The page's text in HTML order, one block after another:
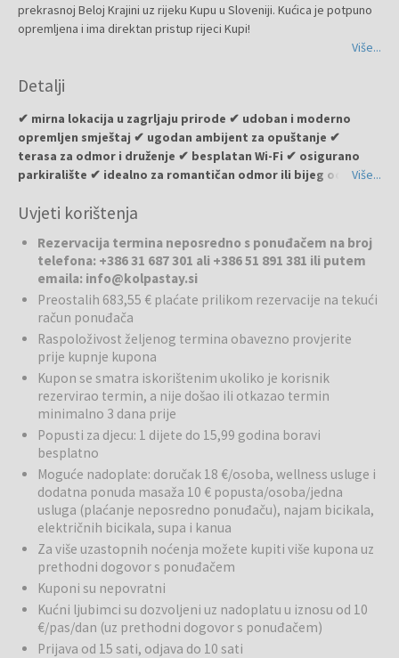
prekrasnoj Beloj Krajini uz rijeku Kupu u Sloveniji. Kućica je potpuno
opremljena i ima direktan pristup rijeci Kupi!
osoba. Kuća je klimatizirana i opremljena s dvije spavaće sobe
cm i krevetom na kat 80 x 200 cm), kupaonicom s tušem i wc, sa
sofom (mogućnost spavanja jedne osobe), središnjom prostorijom
sa stolom, potpuno opremljenom kuhinjom s hladnjakom i
zamrzivačem, perilicom posuđa, mikrovalnom pećnicom i smart TV.
Možete uživati ​​i na velikoj natkrivenoj terasi, sa stolom i stolicama,
roštiljem i prostorom za druženje te masažnom kadom za 5 osoba
(uz nadoplatu). Sve kuće imaju pogled na rijeku Kupu.
Više...
Detalji
✔ mirna lokacija u zagrljaju prirode ✔ udoban i moderno
opremljen smještaj ✔ ugodan ambijent za opuštanje ✔
terasa za odmor i druženje ✔ besplatan Wi-Fi ✔ osigurano
parkiralište ✔ idealno za romantičan odmor ili bijeg od
boravak u mirnom okruženju, okružen prirodom. Namijenjen je
gostima koji žele opuštanje, privatnost i udobnost, a ujedno
predstavlja i izvrsno polazište za istraživanje okolice. Smještajne
jedinice ugodno su uređene, s naglaskom na domaću atmosferu i
udobnost. Gostima je na raspolaganju sve potrebno za bezbrižan
odmor, uključujući moderne sobe odnosno apartmane, besplatan
Wi-Fi te ugodne zajedničke prostorije. Magnolia House izvrstan je
izbor za sve koji žele jednostavan, ali udoban odmor u dodiru s
prirodom, gdje su u prvom planu mir i opuštanje.
Zeleni brežuljci i priroda: Apartmani se nalaze na mirnoj i zelenoj
lokaciji u Podčetrtku, okruženi slikovitim brežuljcima, šumama i
uređenim šetnicama. Okolica je idealna za bijeg od svakodnevne
vreve, gdje se možete prepustiti miru, tišini i svježem zraku.
Lokacija nudi izvrstan spoj prirodnog okruženja i neposredne blizine
svih ključnih turističkih točaka, što poziva na istraživanje ljepota
Obsotelja i Kozjanskog.
Aktivnosti u okolici:Okolica Magnolia Housea nudi brojne
mogućnosti za opuštene šetnje u prirodi, biciklizam te otkrivanje
lokalnih znamenitosti. Lokacija je prikladna za parove, pojedince i
manje obitelji koje žele mir i bijeg od gradske vreve.
Više...
Uvjeti korištenja
Rezervacija termina neposredno s ponuđačem na broj
telefona: +386 31 687 301 ali +386 51 891 381 ili putem
emaila: info@kolpastay.si
Preostalih 683,55 € plaćate prilikom rezervacije na tekući
račun ponuđača
Raspoloživost željenog termina obavezno provjerite
prije kupnje kupona
Kupon se smatra iskorištenim ukoliko je korisnik
rezervirao termin, a nije došao ili otkazao termin
minimalno 3 dana prije
Popusti za djecu: 1 dijete do 15,99 godina boravi
besplatno
Moguće nadoplate: doručak 18 €/osoba, wellness usluge i
dodatna ponuda masaža 10 € popusta/osoba/jedna
usluga (plaćanje neposredno ponuđaču), najam bicikala,
električnih bicikala, supa i kanua
Za više uzastopnih noćenja možete kupiti više kupona uz
prethodni dogovor s ponuđačem
Kuponi su nepovratni
Kućni ljubimci su dozvoljeni uz nadoplatu u iznosu od 10
€/pas/dan (uz prethodni dogovor s ponuđačem)
Prijava od 15 sati, odjava do 10 sati